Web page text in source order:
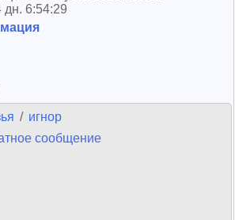
дн. 6:54:29
/ игнор
сообщение